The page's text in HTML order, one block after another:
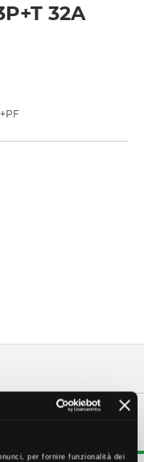
per fornire funzionalità dei
32A